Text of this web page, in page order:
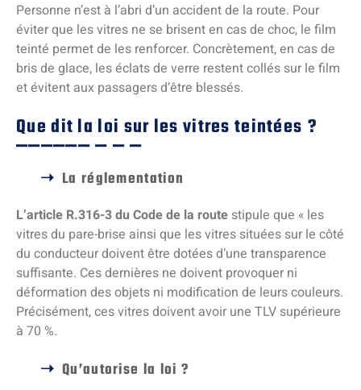
Personne n’est à l’abri d’un accident de la route. Pour
éviter que les vitres ne se brisent en cas de choc, le film
teinté permet de les renforcer. Concrètement, en cas de
bris de glace, les éclats de verre restent collés sur le film
et évitent aux passagers d’être blessés.
Que dit la loi sur les vitres teintées ?
La réglementation
L’article R.316-3 du Code de la route stipule que « les
vitres du pare-brise ainsi que les vitres situées sur le côté
du conducteur doivent être dotées d’une transparence
suffisante. Ces dernières ne doivent provoquer ni
déformation des objets ni modification de leurs couleurs.
Précisément, ces vitres doivent avoir une TLV supérieure
à 70 %.
Qu’autorise la loi ?